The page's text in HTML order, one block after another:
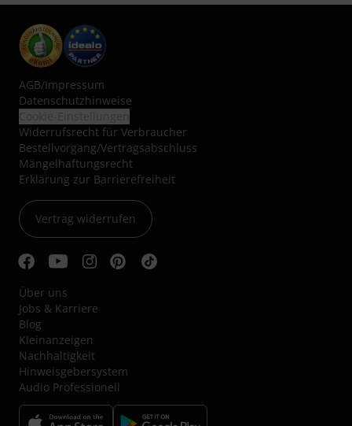
AGB/Impressum
Datenschutzhinweise
Widerrufsrecht für Verbraucher
Bestellvorgang/Vertragsabschluss
Mängelhaftungsrecht
Erklärung zur Barrierefreiheit
Vertrag widerrufen
Über uns
Jobs & Karriere
Blog
Kleinanzeigen
Nachhaltigkeit
Hinweisgebersystem
Audio Professionell